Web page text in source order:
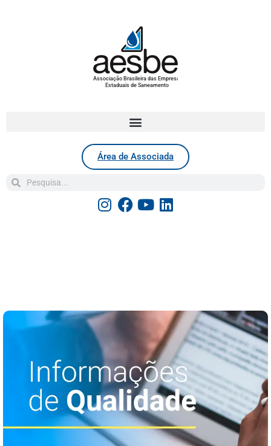
Associação Brasileira das Empresas
Estaduais de Saneamento
Área de Associada